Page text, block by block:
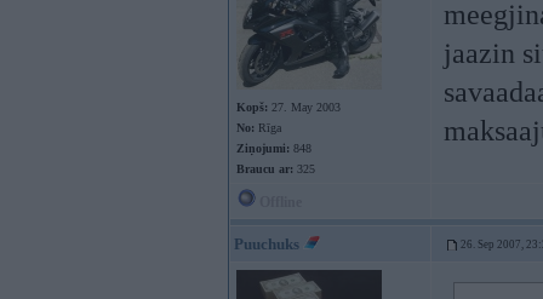
Kopš: 27. May 2003
No: Rīga
Ziņojumi: 848
Braucu ar: 325
jaazin
Puuchuks 26. Sep 2007,